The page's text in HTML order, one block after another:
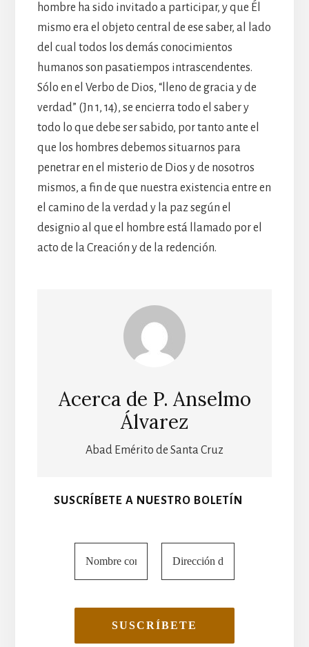
hombre ha sido invitado a participar, y que Él
mismo era el objeto central de ese saber, al lado
del cual todos los demás conocimientos
humanos son pasatiempos intrascendentes.
Sólo en el Verbo de Dios, “lleno de gracia y de
verdad” (Jn 1, 14), se encierra todo el saber y
todo lo que debe ser sabido, por tanto ante el
que los hombres debemos situarnos para
penetrar en el misterio de Dios y de nosotros
mismos, a fin de que nuestra existencia entre en
el camino de la verdad y la paz según el
designio al que el hombre está llamado por el
acto de la Creación y de la redención.
Acerca de P. Anselmo
Álvarez
Abad Emérito de Santa Cruz
SUSCRÍBETE A NUESTRO BOLETÍN